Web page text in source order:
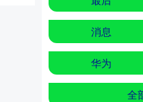
消息
华为
全